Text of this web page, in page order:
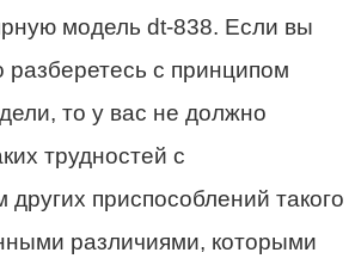
модель dt-838. Если вы
разберетесь с принципом
то у вас не должно
трудностей с
других приспособлений такого
различиями, которыми